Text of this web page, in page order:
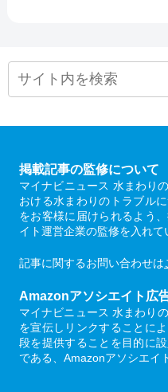
掲載記事の監修について
マイナビニュース 水まわり
おける水まわりのトラブル
をお客様に届けられるよう
イト運営企業の監修を入れて
記事に関するお問い合わせは
Amazonアソシエイト広
マイナビニュース 水まわり
を宣伝しリンクすることに
段を提供することを目的に
である、Amazonアソシエイ